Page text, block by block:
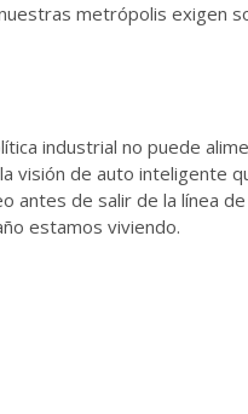
metrópolis exigen
industrial no puede
visión de auto inteligente
antes de salir de la línea de
estamos viviendo.